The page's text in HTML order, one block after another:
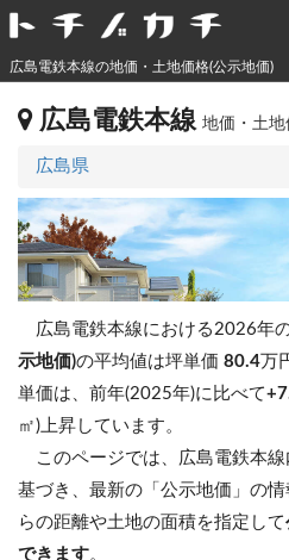
広島電鉄本線の地価・土地価格(公示地価)
広島電鉄本線 地価・土地
広島県
広島電鉄本線における2026年
示地価)の平均値は坪単価 80.4万
単価は、前年(2025年)に比べて
㎡)上昇しています。
このページでは、広島電鉄本線
基づき、最新の「公示地価」の
らの距離や土地の面積を指定して
できます。